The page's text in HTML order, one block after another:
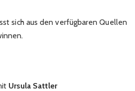
sich aus den verfügbaren Quellen
Ursula Sattler